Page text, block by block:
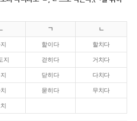
ㄱ ㄴ
핥이다 할치다
지 걷히다 거치다
닫히다 다치다
묻히다 무치다